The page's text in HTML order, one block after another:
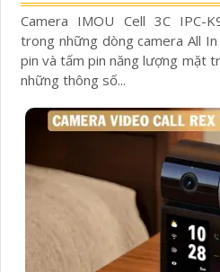
Camera IMOU Cell 3C IPC-
trong những dòng camera All
pin và tấm pin năng lượng mặt
những thông số...